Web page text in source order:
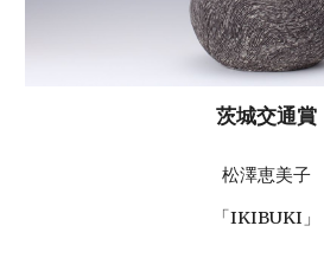
茨城交通賞
松澤恵美子
「IKIBUKI」